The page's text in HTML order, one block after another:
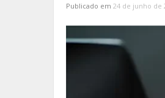
Publicado em 24 de junho de